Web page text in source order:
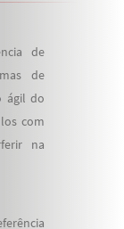
de
de
ágil do
com
na